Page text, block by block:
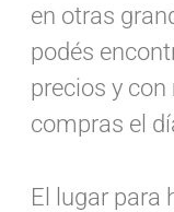
en otras
podés
precios y
compras el
El lugar para